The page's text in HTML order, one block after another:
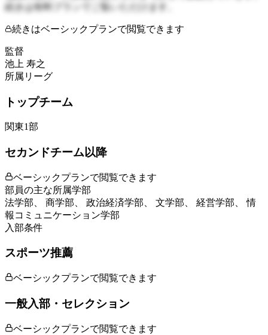
続きは有料プランでご覧いただけます。
続きはベーシックプランで閲覧できます
監督
池上 寿之
所属リーグ
トップチーム
関東1部
セカンドチーム以降
ベーシックプランで閲覧できます
部員の主な所属学部
法学部、 商学部、 政治経済学部、 文学部、 経営学部、 情
報コミュニケーション学部
入部条件
スポーツ推薦
ベーシックプランで閲覧できます
一般入部・セレクション
ベーシックプランで閲覧できます